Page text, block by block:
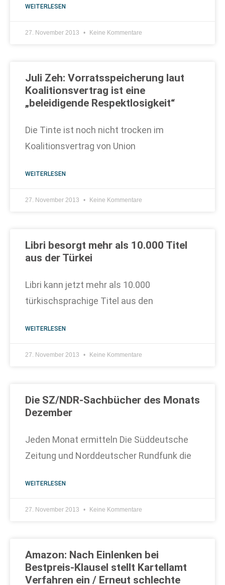
WEITERLESEN
27. November 2013 Keine Kommentare
Juli Zeh: Vorratsspeicherung laut
Koalitionsvertrag ist eine
„beleidigende Respektlosigkeit“
Die Tinte ist noch nicht trocken im
Koalitionsvertrag von Union
WEITERLESEN
27. November 2013 Keine Kommentare
Libri besorgt mehr als 10.000 Titel
aus der Türkei
Libri kann jetzt mehr als 10.000
türkischsprachige Titel aus den
WEITERLESEN
27. November 2013 Keine Kommentare
Die SZ/NDR-Sachbücher des Monats
Dezember
Jeden Monat ermitteln Die Süddeutsche
Zeitung und Norddeutscher Rundfunk die
WEITERLESEN
27. November 2013 Keine Kommentare
Amazon: Nach Einlenken bei
Bestpreis-Klausel stellt Kartellamt
Verfahren ein / Erneut schlechte